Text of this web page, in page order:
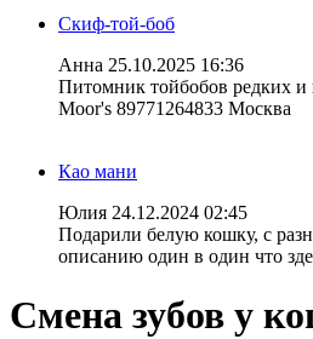
Скиф-той-боб
Анна 25.10.2025 16:36
Питомник тойбобов редких и
Moor's 89771264833 Москва
Као мани
Юлия 24.12.2024 02:45
Подарили белую кошку, с
описанию один в один что
Смена зубов у